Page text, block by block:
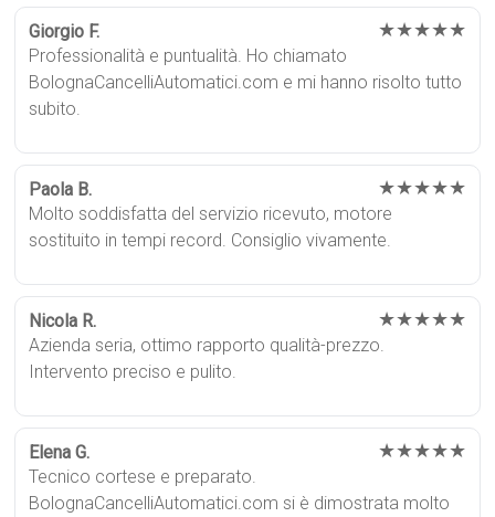
Giorgio F. ★★★★★
Professionalità e puntualità. Ho chiamato
BolognaCancelliAutomatici.com e mi hanno risolto tutto
subito.
Paola B. ★★★★★
Molto soddisfatta del servizio ricevuto, motore
sostituito in tempi record. Consiglio vivamente.
Nicola R. ★★★★★
Azienda seria, ottimo rapporto qualità-prezzo.
Intervento preciso e pulito.
Elena G. ★★★★★
Tecnico cortese e preparato.
BolognaCancelliAutomatici.com si è dimostrata molto